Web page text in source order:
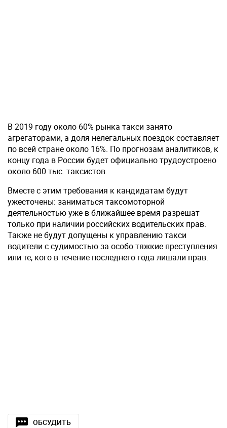
В 2019 году около 60% рынка такси занято
агрегаторами, а доля нелегальных поездок составляет
по всей стране около 16%. По прогнозам аналитиков, к
концу года в России будет официально трудоустроено
около 600 тыс. таксистов.
Вместе с этим требования к кандидатам будут
ужесточены: заниматься таксомоторной
деятельностью уже в ближайшее время разрешат
только при наличии российских водительских прав.
Также не будут допущены к управлению такси
водители с судимостью за особо тяжкие преступления
или те, кого в течение последнего года лишали прав.
ОБСУДИТЬ